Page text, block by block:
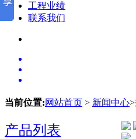
工程业绩
联系我们
当前位置:网站首页 > 新闻中心
产品列表